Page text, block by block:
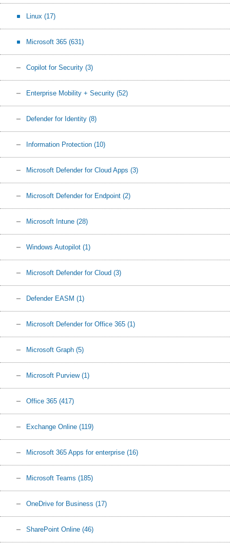
Linux (17)
Microsoft 365 (631)
Copilot for Security (3)
Enterprise Mobility + Security (52)
Defender for Identity (8)
Information Protection (10)
Microsoft Defender for Cloud Apps (3)
Microsoft Defender for Endpoint (2)
Microsoft Intune (28)
Windows Autopilot (1)
Microsoft Defender for Cloud (3)
Defender EASM (1)
Microsoft Defender for Office 365 (1)
Microsoft Graph (5)
Microsoft Purview (1)
Office 365 (417)
Exchange Online (119)
Microsoft 365 Apps for enterprise (16)
Microsoft Teams (185)
OneDrive for Business (17)
SharePoint Online (46)